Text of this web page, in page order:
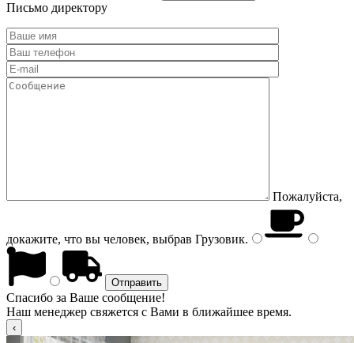
Письмо директору
Пожалуйста,
докажите, что вы человек, выбрав Грузовик.
Спасибо за Ваше сообщение!
Наш менеджер свяжется с Вами в ближайшее время.